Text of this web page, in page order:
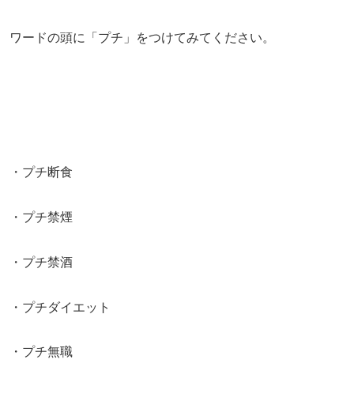
ワードの頭に「プチ」をつけてみてください。
・プチ断食
・プチ禁煙
・プチ禁酒
・プチダイエット
・プチ無職